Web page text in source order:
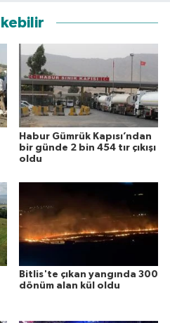
Habur Gümrük Kapısı’ndan
bir günde 2 bin 454 tır çıkışı
oldu
Bitlis'te çıkan yangında 300
dönüm alan kül oldu